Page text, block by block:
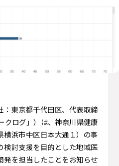
：東京都千代田区、代表取締
クログ」）は、神奈川県健康
横浜市中区日本大通１）の事
検討支援を目的とした地域医
発を担当したことをお知らせ